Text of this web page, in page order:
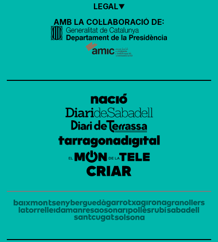
LEGAL
AMB LA COL·LABORACIÓ DE: